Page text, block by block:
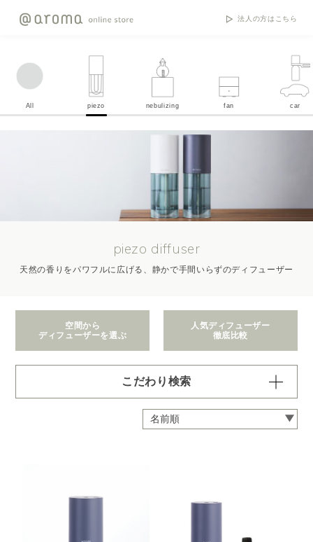
法人の方はこちら
All piezo nebulizing fan car
piezo diffuser
天然の香りをパワフルに広げる、静かで手間いらずのディフューザー
空間から
ディフューザーを選ぶ
人気ディフューザー
徹底比較
こだわり検索
※一つお選びください